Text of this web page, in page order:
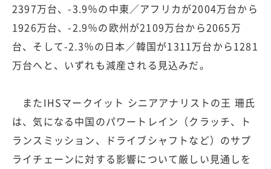
2397万台、-3.9％の中東／アフリカが2004万台から
1926万台、-2.9％の欧州が2109万台から2065万
台、そして-2.3％の日本／韓国が1311万台から1281
万台へと、いずれも減産される見込みだ。
またIHSマークイット シニアアナリストの王 珊氏
は、気になる中国のパワートレイン（クラッチ、ト
ランスミッション、ドライブシャフトなど）のサプ
ライチェーンに対する影響について厳しい見通しを